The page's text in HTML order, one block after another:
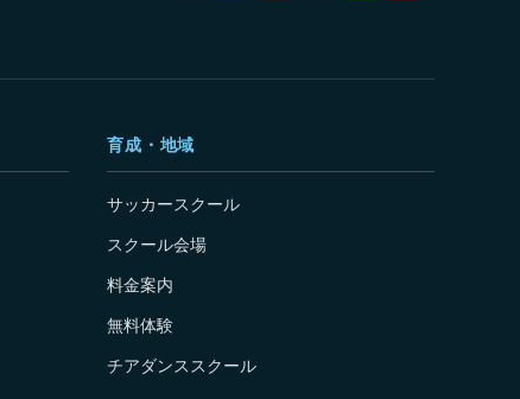
育成・地域
サッカースクール
スクール会場
料金案内
無料体験
チアダンススクール